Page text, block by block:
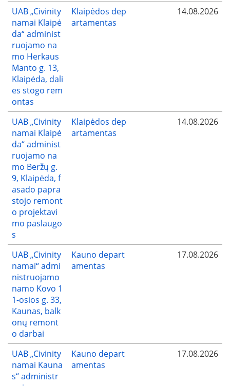
UAB „Civinity
namai Klaipė
da“ administ
ruojamo na
mo Herkaus
Manto g. 13,
Klaipėda, dali
es stogo rem
ontas
Klaipėdos dep
artamentas
14.08.2026
UAB „Civinity
namai Klaipė
da“ administ
ruojamo na
mo Beržų g.
9, Klaipėda, f
asado papra
stojo remont
o projektavi
mo paslaugo
s
Klaipėdos dep
artamentas
14.08.2026
UAB „Civinity
namai“ admi
nistruojamo
namo Kovo 1
1-osios g. 33,
Kaunas, balk
onų remont
o darbai
Kauno depart
amentas
17.08.2026
UAB „Civinity
namai Kauna
s“ administr
Kauno depart
amentas
17.08.2026